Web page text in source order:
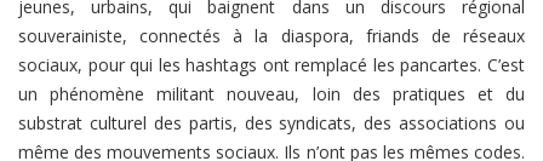
jeunes, urbains, qui baignent dans un discours régional
souverainiste, connectés à la diaspora, friands de réseaux
sociaux, pour qui les hashtags ont remplacé les pancartes. C’est
un phénomène militant nouveau, loin des pratiques et du
substrat culturel des partis, des syndicats, des associations ou
même des mouvements sociaux. Ils n’ont pas les mêmes codes.